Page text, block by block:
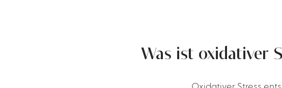
Was ist oxidativer